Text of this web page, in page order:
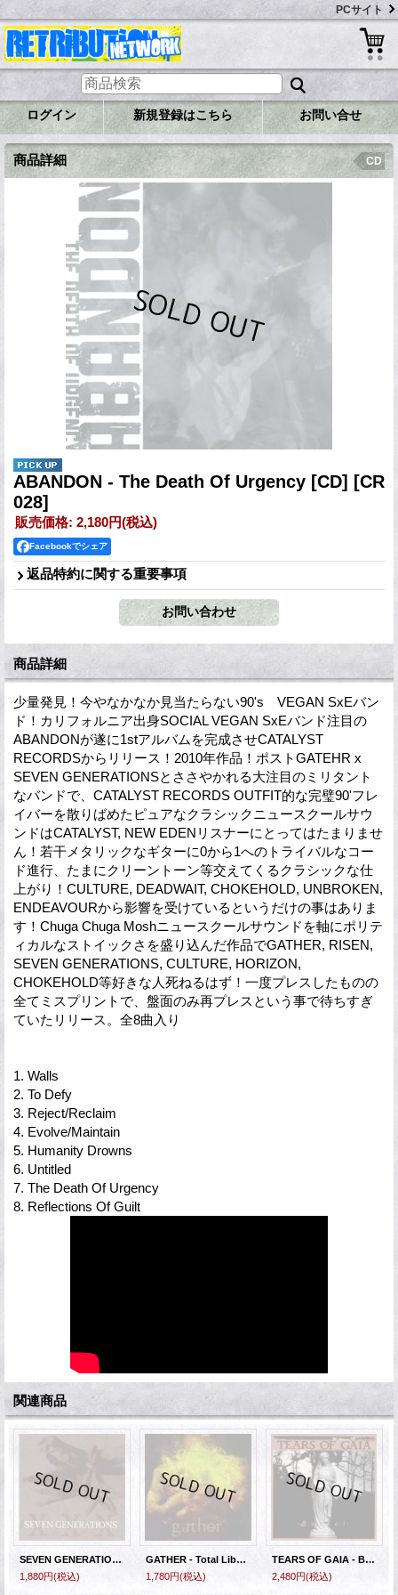
PCサイト
ログイン 新規登録はこちら お問い合せ
商品詳細 CD
ABANDON - The Death Of Urgency [CD] [CR
028]
販売価格: 2,180円(税込)
Facebookでシェア
返品特約に関する重要事項
商品詳細
少量発見！今やなかなか見当たらない90's VEGAN SxEバン
ド！カリフォルニア出身SOCIAL VEGAN SxEバンド注目の
ABANDONが遂に1stアルバムを完成させCATALYST
RECORDSからリリース！2010年作品！ポストGATEHR x
SEVEN GENERATIONSとささやかれる大注目のミリタント
なバンドで、CATALYST RECORDS OUTFIT的な完璧90'フレ
イバーを散りばめたピュアなクラシックニュースクールサウ
ンドはCATALYST, NEW EDENリスナーにとってはたまりませ
ん！若干メタリックなギターに0から1へのトライバルなコー
ド進行、たまにクリーントーン等交えてくるクラシックな仕
上がり！CULTURE, DEADWAIT, CHOKEHOLD, UNBROKEN,
ENDEAVOURから影響を受けているというだけの事はありま
す！Chuga Chuga Moshニュースクールサウンドを軸にポリテ
ィカルなストイックさを盛り込んだ作品でGATHER, RISEN,
SEVEN GENERATIONS, CULTURE, HORIZON,
CHOKEHOLD等好きな人死ねるはず！一度プレスしたものの
全てミスプリントで、盤面のみ再プレスという事で待ちすぎ
ていたリリース。全8曲入り
1. Walls
2. To Defy
3. Reject/Reclaim
4. Evolve/Maintain
5. Humanity Drowns
6. Untitled
7. The Death Of Urgency
8. Reflections Of Guilt
関連商品
SEVEN GENERATIONS - Slave Trade [CD]
1,880円(税込)
GATHER - Total Liberation [CD]
1,780円(税込)
TEARS OF GAIA - Burial [2xEP]
2,480円(税込)